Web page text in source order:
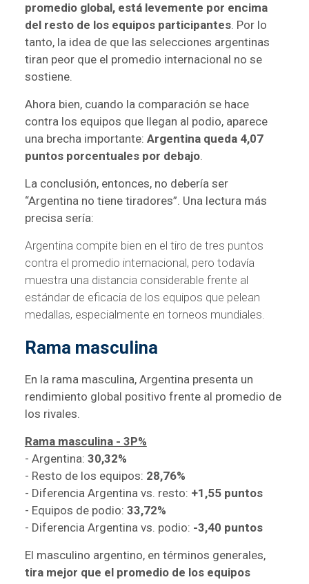
promedio global, está levemente por encima
del resto de los equipos participantes. Por lo
tanto, la idea de que las selecciones argentinas
tiran peor que el promedio internacional no se
sostiene.
Ahora bien, cuando la comparación se hace
contra los equipos que llegan al podio, aparece
una brecha importante: Argentina queda 4,07
puntos porcentuales por debajo.
La conclusión, entonces, no debería ser
“Argentina no tiene tiradores”. Una lectura más
precisa sería:
Argentina compite bien en el tiro de tres puntos
contra el promedio internacional, pero todavía
muestra una distancia considerable frente al
estándar de eficacia de los equipos que pelean
medallas, especialmente en torneos mundiales.
Rama masculina
En la rama masculina, Argentina presenta un
rendimiento global positivo frente al promedio de
los rivales.
Rama masculina - 3P%
- Argentina: 30,32%
- Resto de los equipos: 28,76%
- Diferencia Argentina vs. resto: +1,55 puntos
- Equipos de podio: 33,72%
- Diferencia Argentina vs. podio: -3,40 puntos
El masculino argentino, en términos generales,
tira mejor que el promedio de los equipos